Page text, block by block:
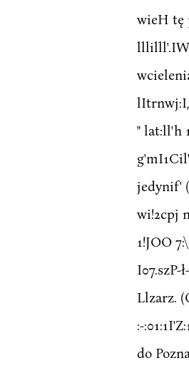
wieH tę
lItrnwj:I,
" lat:ll'h
jedynif'
wi!2cpj
1!JOO
Llzarz.
:-
do